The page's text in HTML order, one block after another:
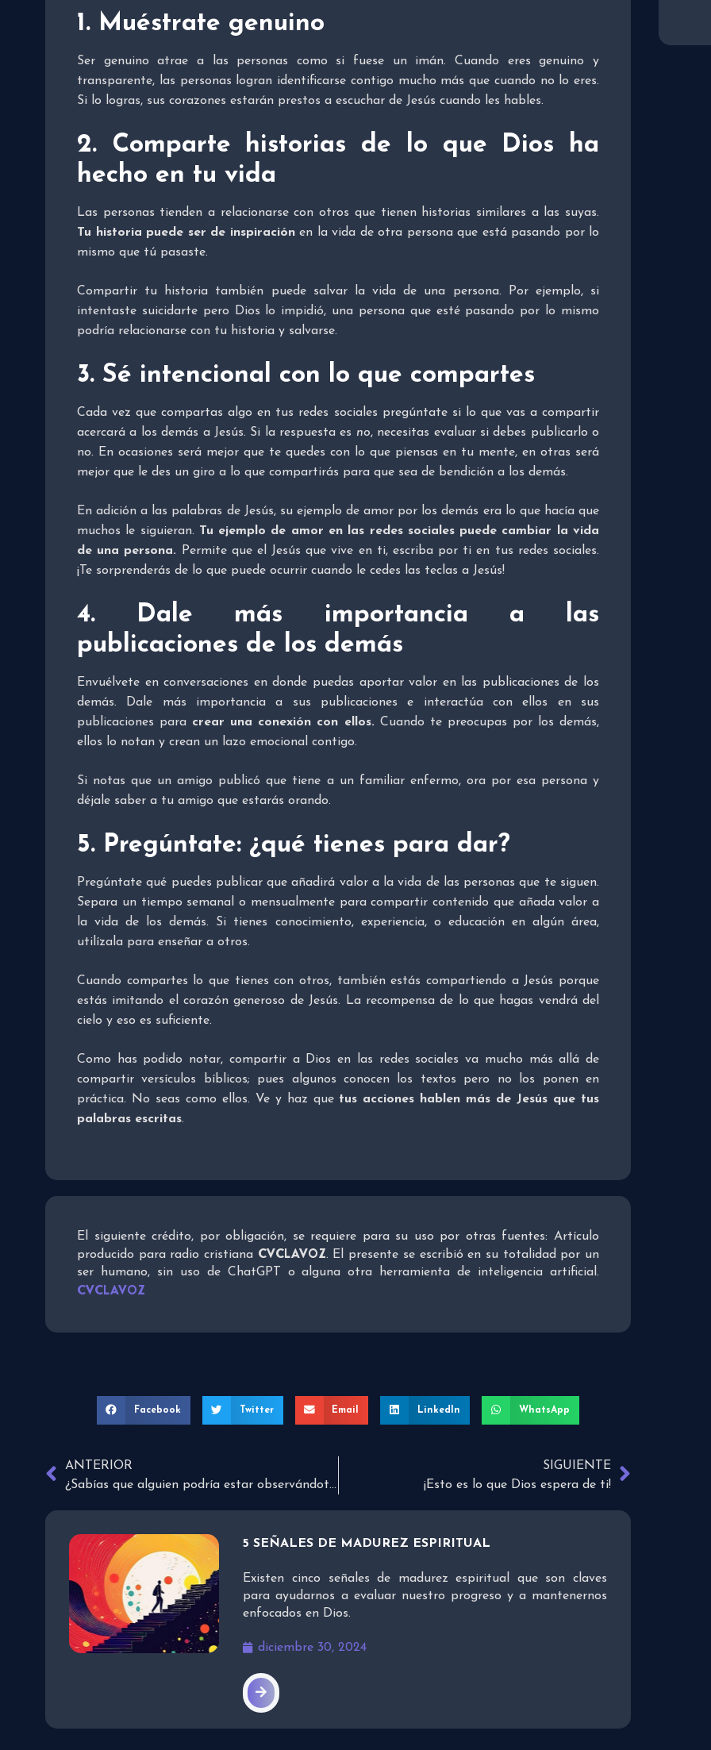
1. Muéstrate genuino
Ser genuino atrae a las personas como si fuese un imán. Cuando eres genuino y
transparente, las personas logran identificarse contigo mucho más que cuando no lo eres.
Si lo logras, sus corazones estarán prestos a escuchar de Jesús cuando les hables.
2. Comparte historias de lo que Dios ha
hecho en tu vida
Las personas tienden a relacionarse con otros que tienen historias similares a las suyas.
Tu historia puede ser de inspiraciónen la vida de otra persona que está pasando por lo
mismo que tú pasaste.
Compartir tu historia también puede salvar la vida de una persona. Por ejemplo, si
intentaste suicidarte pero Dios lo impidió, una persona que esté pasando por lo mismo
podría relacionarse con tu historia y salvarse.
3. Sé intencional con lo que compartes
Cada vez que compartas algo en tus redes sociales pregúntate si lo que vas a compartir
acercará a los demás a Jesús. Si la respuesta es no, necesitas evaluar si debes publicarlo o
no. En ocasiones será mejor que te quedes con lo que piensas en tu mente, en otras será
mejor que le des un giro a lo que compartirás para que sea de bendición a los demás.
En adición a las palabras de Jesús, su ejemplo de amor por los demás era lo que hacía que
muchos le siguieran. Tu ejemplo de amor en las redes sociales puede cambiar la vida
de una persona. Permite que el Jesús que vive en ti, escriba por ti en tus redes sociales.
¡Te sorprenderás de lo que puede ocurrir cuando le cedes las teclas a Jesús!
4. Dale más importancia a las
publicaciones de los demás
Envuélvete en conversaciones en donde puedas aportar valor en las publicaciones de los
demás. Dale más importancia a sus publicaciones e interactúa con ellos en sus
publicaciones para crear una conexión con ellos. Cuando te preocupas por los demás,
ellos lo notan y crean un lazo emocional contigo.
Si notas que un amigo publicó que tiene a un familiar enfermo, ora por esa persona y
déjale saber a tu amigo que estarás orando.
5. Pregúntate: ¿qué tienes para dar?
Pregúntate qué puedes publicar que añadirá valor a la vida de las personas que te siguen.
Separa un tiempo semanal o mensualmente para compartir contenido que añada valor a
la vida de los demás. Si tienes conocimiento, experiencia, o educación en algún área,
utilízala para enseñar a otros.
Cuando compartes lo que tienes con otros, también estás compartiendo a Jesús porque
estás imitando el corazón generoso de Jesús. La recompensa de lo que hagas vendrá del
cielo y eso es suficiente.
Como has podido notar, compartir a Dios en las redes sociales va mucho más allá de
compartir versículos bíblicos; pues algunos conocen los textos pero no los ponen en
práctica. No seas como ellos. Ve y haz que tus acciones hablen más de Jesús que tus
palabras escritas.
El siguiente crédito, por obligación, se requiere para su uso por otras fuentes: Artículo
producido para radio cristiana CVCLAVOZ. El presente se escribió en su totalidad por un
ser humano, sin uso de ChatGPT o alguna otra herramienta de inteligencia artificial.
CVCLAVOZ
Facebook Twitter Email LinkedIn WhatsApp
ANTERIOR
¿Sabías que alguien podría estar observándote?
SIGUIENTE
¡Esto es lo que Dios espera de ti!
5 SEÑALES DE MADUREZ ESPIRITUAL
Existen cinco señales de madurez espiritual que son claves
para ayudarnos a evaluar nuestro progreso y a mantenernos
enfocados en Dios.
diciembre 30, 2024